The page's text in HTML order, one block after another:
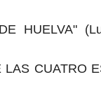
HUELVA"
LAS CUATRO